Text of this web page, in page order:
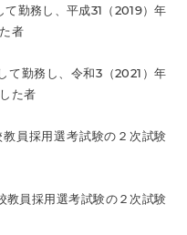
勤務し、平成31（2019）年
者
て勤務し、令和3（2021）年
た者
員採用選考試験の２次試験
員採用選考試験の２次試験